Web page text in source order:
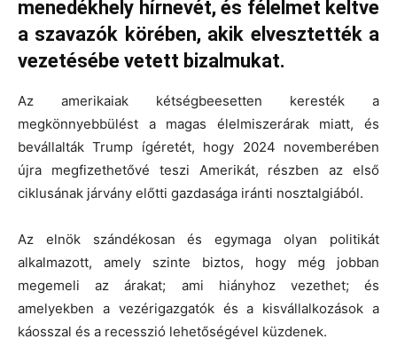
menedékhely hírnevét, és félelmet keltve
a szavazók körében, akik elvesztették a
vezetésébe vetett bizalmukat.
Az amerikaiak kétségbeesetten keresték a
megkönnyebbülést a magas élelmiszerárak miatt, és
bevállalták Trump ígéretét, hogy 2024 novemberében
újra megfizethetővé teszi Amerikát, részben az első
ciklusának járvány előtti gazdasága iránti nosztalgiából.
Az elnök szándékosan és egymaga olyan politikát
alkalmazott, amely szinte biztos, hogy még jobban
megemeli az árakat; ami hiányhoz vezethet; és
amelyekben a vezérigazgatók és a kisvállalkozások a
káosszal és a recesszió lehetőségével küzdenek.